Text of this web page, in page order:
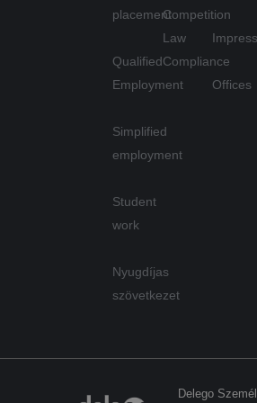
placement
Qualified
Employment
Simplified
employment
Student
work
Nyugdíjas
szövetkezet
Competition
Law
Compliance
Offices
Delego
_gid
Google
.delego.hu
_fbp
Inc.
Név
/
wpglobus-language-